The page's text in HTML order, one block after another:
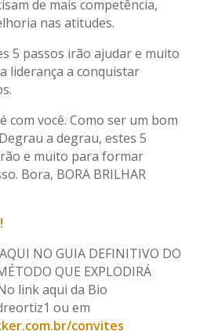
de mais competência,
nas atitudes.
5 passos irão ajudar e muito
liderança a conquistar
com você. Como ser um bom
a degrau, estes 5
e muito para formar
Bora, BORA BRILHAR
NO GUIA DEFINITIVO DO
QUE EXPLODIRÁ
link aqui da Bio
ou em
convites